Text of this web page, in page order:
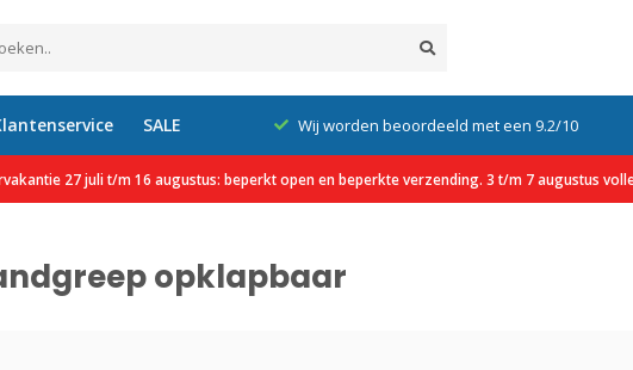
SALE
€150 excl. btw Wij worden beoordeeld met een 9.2/10
27 juli t/m 16 augustus: beperkt open en beperkte verzending. 3 t/m 7 augustus
opklapbaar